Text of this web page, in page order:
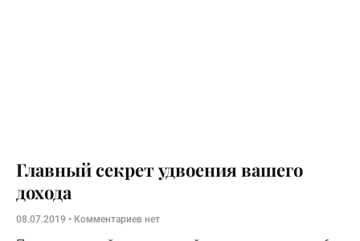
Главный секрет удвоения вашего
дохода
08.07.2019 Комментариев нет